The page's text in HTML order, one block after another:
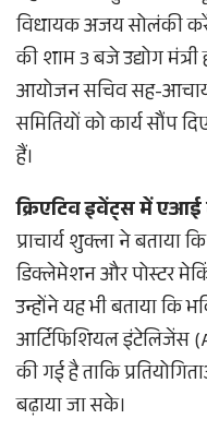
विधायक अजय सोलंकी
की शाम 3 बजे उद्योग मंत्री
आयोजन सचिव सह-आचार्य
समितियों को कार्य सौंप
हैं।
क्रिएटिव इवेंट्स में
प्राचार्य शुक्ला ने बताया
डिक्लेमेशन और पोस्टर
उन्होंने यह भी बताया कि
आर्टिफिशियल इंटेलिजेंस
की गई है ताकि
बढ़ाया जा सके।